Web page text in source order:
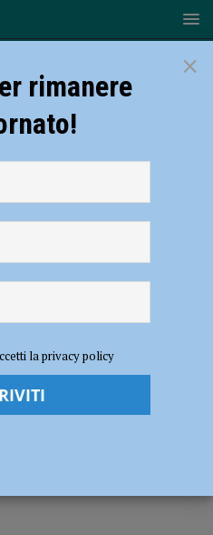
milioni di euro dalla guardia di
da un usuraio piacentino
beni per 4,5
×
rimanere
la privacy policy